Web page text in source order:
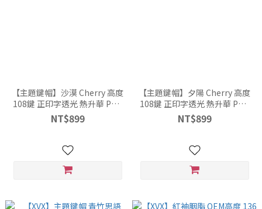
【主題鍵帽】沙漠 Cherry 高度
108鍵 正印字透光 熱升華 PBT
漸變漸層鍵帽
NT$899
【主題鍵帽】夕陽 Cherry 高度
108鍵 正印字透光 熱升華 PBT
漸變漸層鍵帽
NT$899